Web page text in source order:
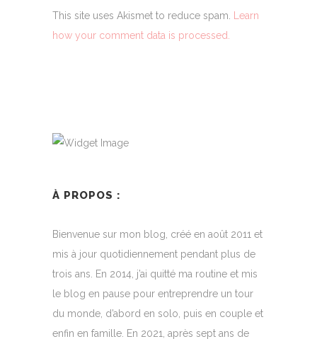
This site uses Akismet to reduce spam. Learn
how your comment data is processed.
À PROPOS :
Bienvenue sur mon blog, créé en août 2011 et
mis à jour quotidiennement pendant plus de
trois ans. En 2014, j’ai quitté ma routine et mis
le blog en pause pour entreprendre un tour
du monde, d’abord en solo, puis en couple et
enfin en famille. En 2021, après sept ans de